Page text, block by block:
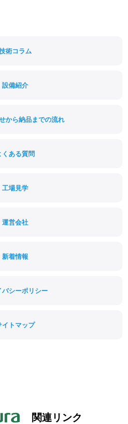
術コラム
設備紹介
から納品までの流れ
くある質問
工場見学
運営会社
新着情報
バシーポリシー
イトマップ
関連リンク